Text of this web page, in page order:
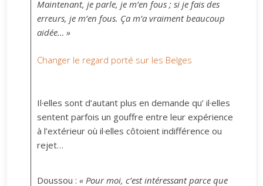
Maintenant, je parle, je m’en fous ; si je fais des
erreurs, je m’en fous. Ça m’a vraiment beaucoup
aidée… »
Changer le regard porté sur les Belges
Il·elles sont d’autant plus en demande qu’ il·elles
sentent parfois un gouffre entre leur expérience
à l’extérieur où il·elles côtoient indifférence ou
rejet…
Doussou : « Pour moi, c’est intéressant parce que